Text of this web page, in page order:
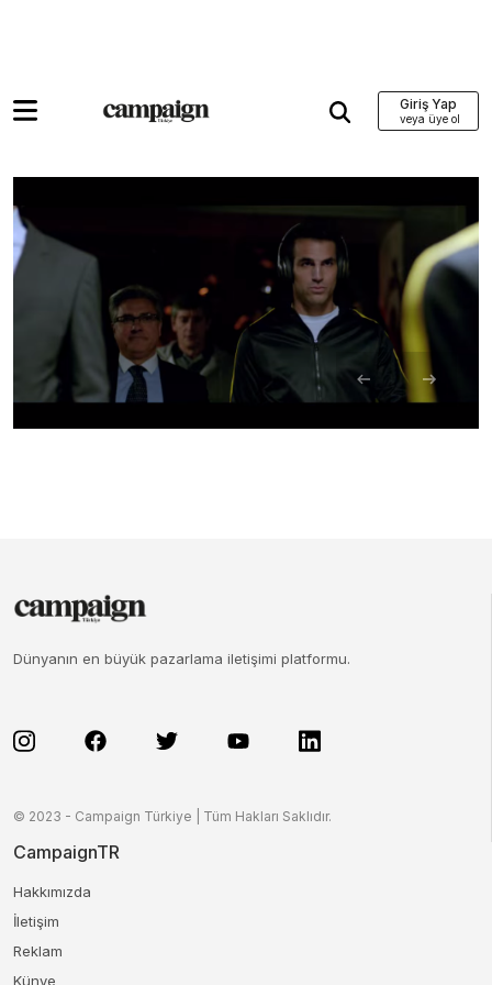
Giriş Yap
Dünyanın en büyük pazarlama iletişimi platformu.
© 2023 - Campaign Türkiye | Tüm Hakları Saklıdır.
CampaignTR
Hakkımızda
İletişim
Reklam
Künye